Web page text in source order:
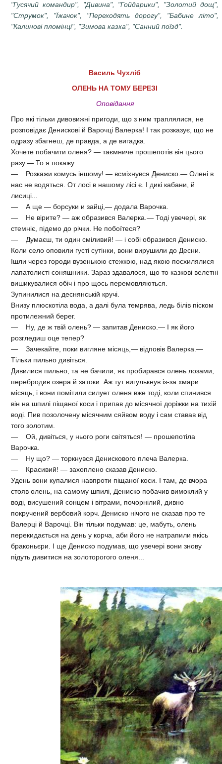
"Гусячий командир", "Дивина", "Гойдарики", "Золотий дощ",
"Струмок", "Їжачок", "Переходять дорогу", "Бабине літо",
"Калинові пломінці", "Зимова казка", "Санний поїзд".
Василь Чухліб
ОЛЕНЬ НА ТОМУ БЕРЕЗІ
Оповідання
Про які тільки дивовижні пригоди, що з ним траплялися, не
розповідає Денискові й Варочці Валерка! І так розказує, що не
одразу збагнеш, де правда, а де вигадка.
Хочете побачити оленя? — таємниче прошепотів він цього
разу.— То я покажу.
— Розкажи комусь іншому! — всміхнувся Дениско.— Олені в
нас не водяться. От лосі в нашому лісі є. І дикі кабани, й
лисиці...
— А ще — борсуки и зайці,— додала Варочка.
— Не вірите? — аж образився Валерка.— Тоді увечері, як
стемніє, підемо до річки. Не побоїтеся?
— Думаєш, ти один сміливий! — і собі образився Дениско.
Коли село оповили густі сутінки, вони вирушили до Десни.
Ішли через городи вузенькою стежкою, над якою посхилялися
лапатолисті соняшники. Зараз здавалося, що то казкові велетні
вишикувалися обіч і про щось перемовляються.
Зупинилися на деснянській кручі.
Внизу плюскотіла вода, а далі була темрява, ледь білів піском
протилежний берег.
— Ну, де ж твій олень? — запитав Дениско.— І як його
розгледиш оце тепер?
— Зачекайте, поки вигляне місяць,— відповів Валерка.—
Тільки пильно дивіться.
Дивилися пильно, та не бачили, як пробирався олень лозами,
перебродив озера й затоки. Аж тут вигулькнув із-за хмари
місяць, і вони помітили силует оленя вже тоді, коли спинився
він на шпилі піщаної коси і припав до місячної доріжки на тихій
воді. Пив позолочену місячним сяйвом воду і сам ставав від
того золотим.
— Ой, дивіться, у нього роги світяться! — прошепотіла
Варочка.
— Ну що? — торкнувся Денискового плеча Валерка.
— Красивий! — захоплено сказав Дениско.
Удень вони купалися навпроти піщаної коси. І там, де вчора
стояв олень, на самому шпилі, Дениско побачив вимоклий у
воді, висушений сонцем і вітрами, почорнілий, дивно
покручений вербовий корч. Дениско нічого не сказав про те
Валерці й Варочці. Він тільки подумав: це, мабуть, олень
перекидається на день у корча, аби його не натрапили якісь
браконьєри. І ще Дениско подумав, що увечері вони знову
підуть дивитися на золоторогого оленя...